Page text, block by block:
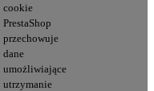
cookie
PrestaShop
przechowuje
dane
umożliwiające
utrzymanie